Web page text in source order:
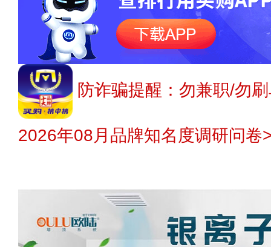
防诈骗提醒：勿兼职/勿
2026年08月品牌知名度调研问卷